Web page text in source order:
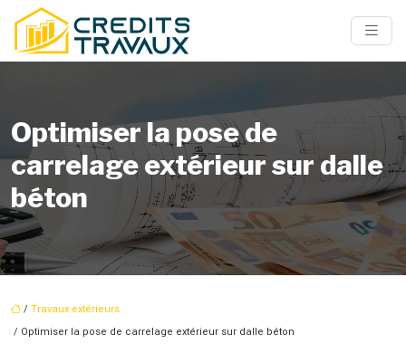
Optimiser la pose de
carrelage extérieur sur dalle
béton
/ Travaux extérieurs
/ Optimiser la pose de carrelage extérieur sur dalle béton